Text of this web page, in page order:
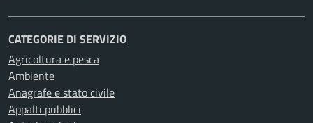
CATEGORIE DI SERVIZIO
Agricoltura e pesca
Ambiente
Anagrafe e stato civile
Appalti pubblici